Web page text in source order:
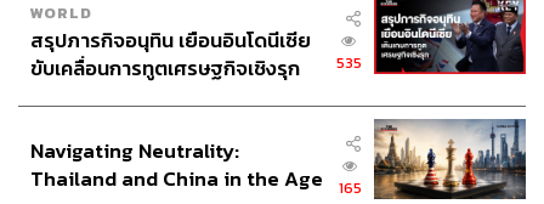
WORLD
สรุปภารกิจอนุทิน เยือนอินโดนีเซีย
ขับเคลื่อนการทูตเศรษฐกิจเชิงรุก
535
Navigating Neutrality:
Thailand and China in the Age
165